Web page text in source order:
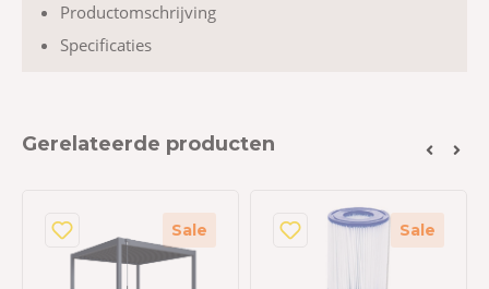
Productomschrijving
Specificaties
Gerelateerde producten
Sale Sale